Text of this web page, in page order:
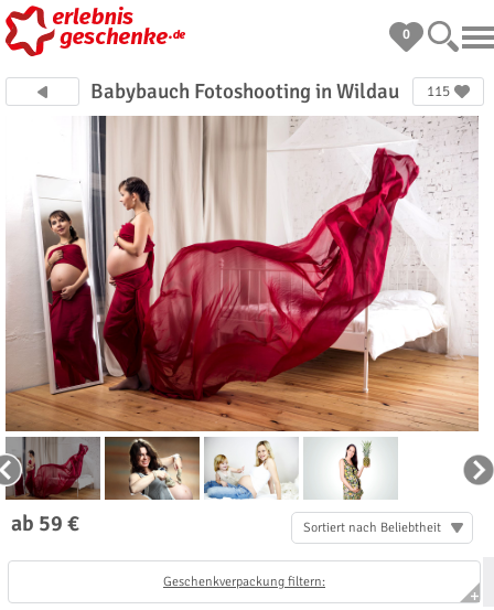
0
Babybauch Fotoshooting in Wildau 115
ab 59 € Sortiert nach Beliebtheit
Geschenkverpackung filtern: